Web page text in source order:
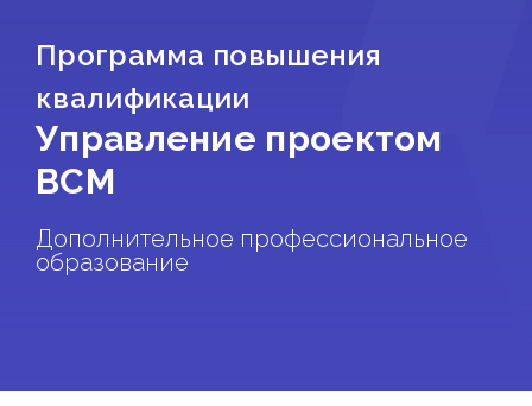
Программа повышения
квалификации
Управление проектом
ВСМ
Дополнительное профессиональное
образование